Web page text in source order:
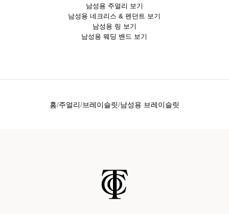
남성용 주얼리 보기
남성용 네크리스 & 펜던트 보기
남성용 링 보기
남성용 웨딩 밴드 보기
홈 주얼리 브레이슬릿 남성용 브레이슬릿